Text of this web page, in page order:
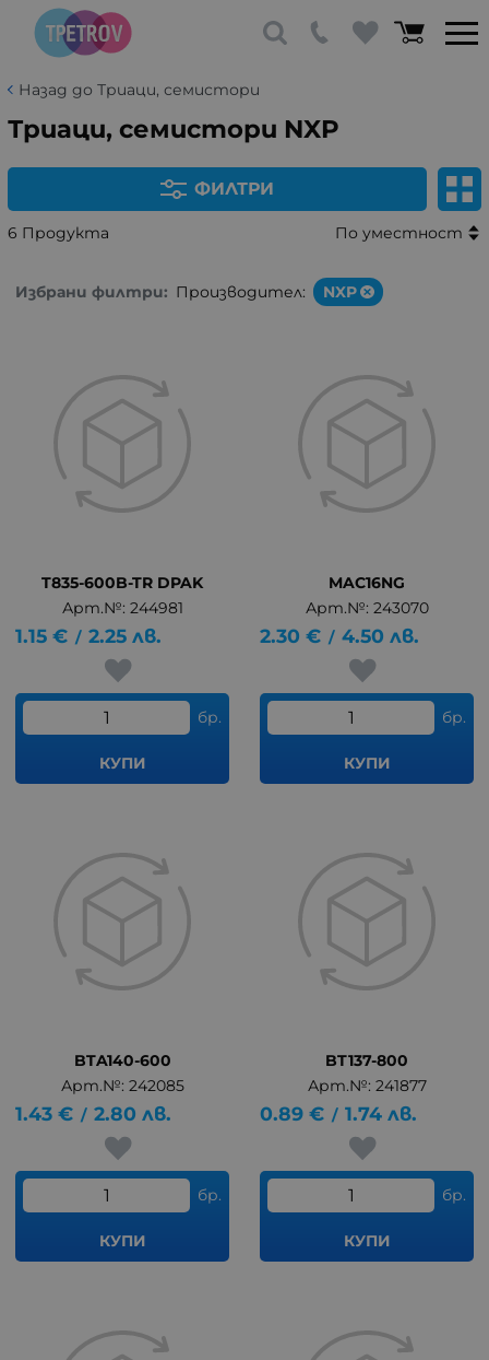
Назад до Триаци, семистори
Триаци, семистори NXP
ФИЛТРИ
6 Продукта По уместност
Избрани филтри: Производител: NXP
T835-600B-TR DPAK
Арт.№: 244981
1.15 € / 2.25 лв.
бр.
КУПИ
MAC16NG
Арт.№: 243070
2.30 € / 4.50 лв.
бр.
КУПИ
BTA140-600
Арт.№: 242085
1.43 € / 2.80 лв.
бр.
КУПИ
BT137-800
Арт.№: 241877
0.89 € / 1.74 лв.
бр.
КУПИ